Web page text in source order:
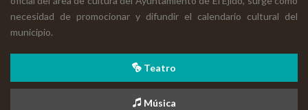
necesidad de promocionar y difundir el calendario cultural del
municipio.
Teatro
Música